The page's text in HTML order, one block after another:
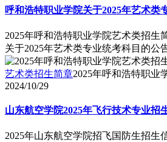
呼和浩特职业学院关于2025年艺术类
2025年呼和浩特职业学院艺术类招生
关于2025年艺术类专业统考科目的公
艺术类招生简章2025年呼和浩特职业
2024/10/29
山东航空学院2025年飞行技术专业招
2025年山东航空学院招飞国防生招生